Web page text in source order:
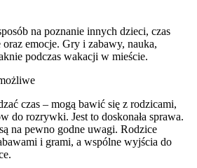
na poznanie innych dzieci, czas
emocje. Gry i zabawy, nauka,
podczas wakacji w mieście.
czas – mogą bawić się z rodzicami,
do rozrywki. Jest to doskonała sprawa.
na pewno godne uwagi. Rodzice
i grami, a wspólne wyjścia do